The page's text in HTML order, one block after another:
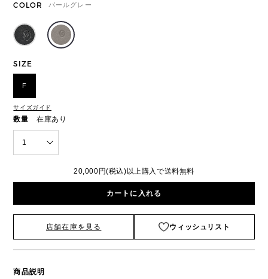
COLOR パールグレー
SIZE
F
サイズガイド
数量 在庫あり
1
20,000円(税込)以上購入で送料無料
カートに入れる
店舗在庫を見る ウィッシュリスト
商品説明